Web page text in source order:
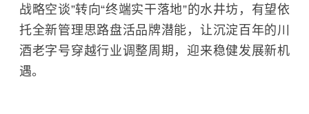
战略空谈”转向“终端实干落地”的水井坊，有望依
托全新管理思路盘活品牌潜能，让沉淀百年的川
酒老字号穿越行业调整周期，迎来稳健发展新机
遇。